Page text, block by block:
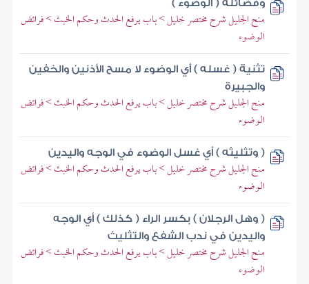
وفضائله ( الوضوء )
منح الجليل شرح مختصر خليل > باب يرفع الحدث وحكم الخبث > فرائض
الوضوء
تثنية ( غسله ) أي الوضوء لا مسح الأذنين والخفين
والجبيرة
منح الجليل شرح مختصر خليل > باب يرفع الحدث وحكم الخبث > فرائض
الوضوء
( وتثليثه ) أي غسل الوضوء في الوجه واليدين
منح الجليل شرح مختصر خليل > باب يرفع الحدث وحكم الخبث > فرائض
الوضوء
( وهل الرجلان ) بكسر الراء ( كذلك ) أي الوجه
واليدين في ندب الشفع والتثليث
منح الجليل شرح مختصر خليل > باب يرفع الحدث وحكم الخبث > فرائض
الوضوء